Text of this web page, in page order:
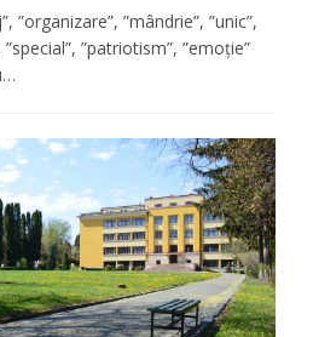
”organizare”, ”mândrie”, ”unic”,
”patriotism”, ”emoție”